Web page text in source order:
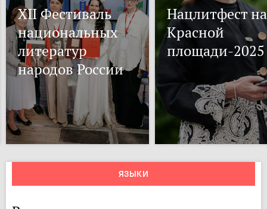
XII Фестиваль
национальных
литератур
народов России
Нацлитфест на
Красной
площади-2025
ЯЗЫКИ